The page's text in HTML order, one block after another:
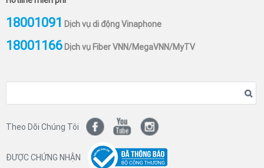
18001091 Dịch vụ di động Vinaphone
18001166 Dịch vụ Fiber VNN/MegaVNN/MyTV
Theo Dõi Chúng Tôi
ĐƯỢC CHỨNG NHẬN